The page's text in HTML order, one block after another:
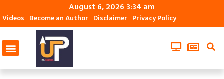
August 6, 2026 3:34 am
Videos Become an Author Disclaimer Privacy Policy